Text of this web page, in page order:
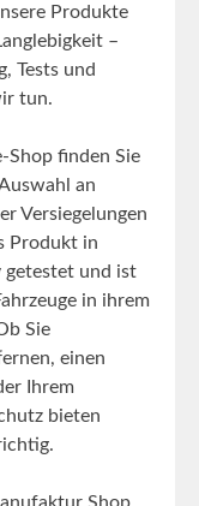
Produkte
–
Tests und
tun.
Shop finden Sie
an
Versiegelungen
Produkt in
getestet und ist
in ihrem
Sie
einen
Ihrem
bieten